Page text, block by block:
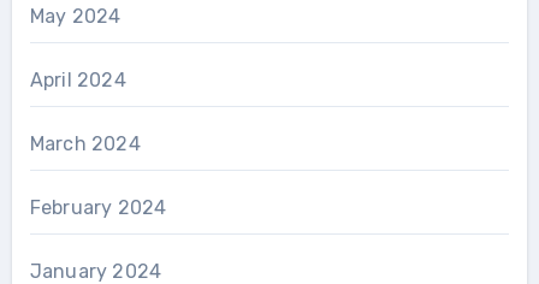
May 2024
April 2024
March 2024
February 2024
January 2024